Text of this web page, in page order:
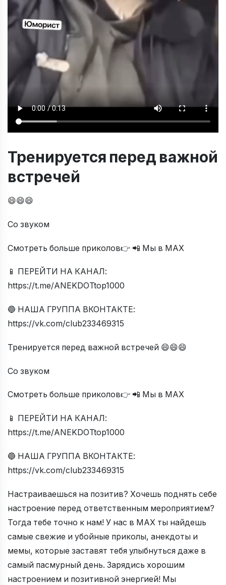
Тренируется перед важной
встречей
😄😄😄
Со звуком
Смотреть больше приколов👉 📲 Мы в МАХ
📱 ПЕРЕЙТИ НА КАНАЛ:
https://t.me/ANEKDOTtop1000
🔵 НАША ГРУППА ВКОНТАКТЕ:
https://vk.com/club233469315
Тренируется перед важной встречей 😄😄😄
Со звуком
Смотреть больше приколов👉 📲 Мы в МАХ
📱 ПЕРЕЙТИ НА КАНАЛ:
https://t.me/ANEKDOTtop1000
🔵 НАША ГРУППА ВКОНТАКТЕ:
https://vk.com/club233469315
Настраиваешься на позитив? Хочешь поднять себе
настроение перед ответственным мероприятием?
Тогда тебе точно к нам! У нас в МАХ ты найдешь
самые свежие и убойные приколы, анекдоты и
мемы, которые заставят тебя улыбнуться даже в
самый пасмурный день. Зарядись хорошим
настроением и позитивной энергией! Мы